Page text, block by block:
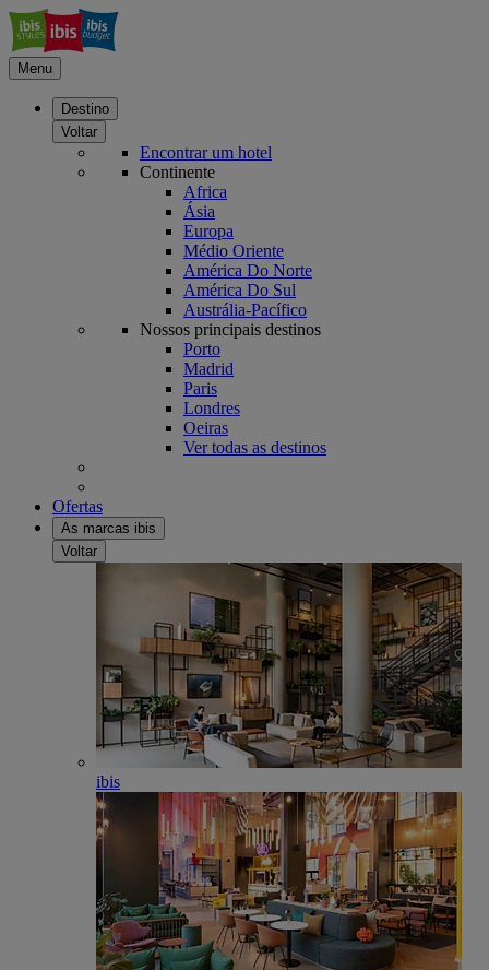
Menu
Destino
Voltar
Encontrar um hotel
Continente
Africa
Ásia
Europa
Médio Oriente
América Do Norte
América Do Sul
Austrália-Pacífico
Nossos principais destinos
Porto
Madrid
Paris
Londres
Oeiras
Ver todas as destinos
Ofertas
As marcas ibis
Voltar
ibis